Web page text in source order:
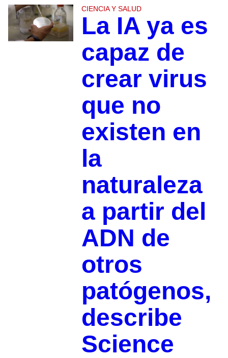
CIENCIA Y SALUD
La IA ya es
capaz de
crear virus
que no
existen en
la
naturaleza
a partir del
ADN de
otros
patógenos,
describe
Science